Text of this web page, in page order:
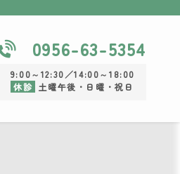
0956-63-5354
9:00～12:30／14:00～18:00
休診 土曜午後・日曜・祝日